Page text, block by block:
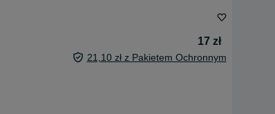
17 zł
21,10 zł z Pakietem Ochronnym